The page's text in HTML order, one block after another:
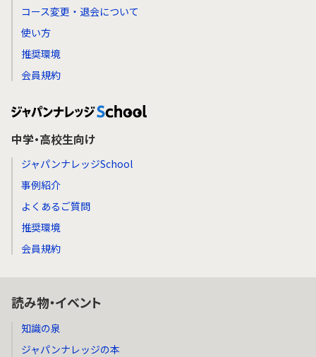
コース変更・退会について
使い方
推奨環境
会員規約
中学・高校生向け
ジャパンナレッジSchool
事例紹介
よくあるご質問
推奨環境
会員規約
読み物・イベント
知識の泉
ジャパンナレッジの本